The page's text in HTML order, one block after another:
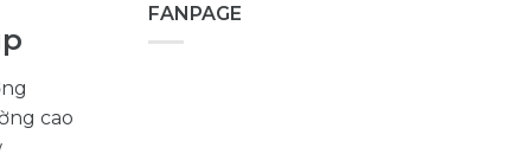
cao
FANPAGE